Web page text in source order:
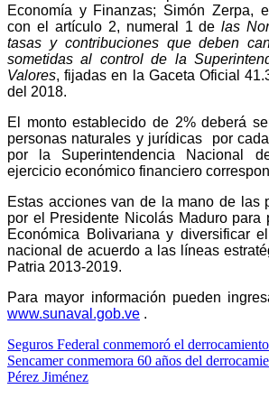
Economía y Finanzas; Simón Zerpa,
con el artículo 2, numeral 1 delas
tasas y contribuciones que deben
sometidas al control de la
Valores, fijadas en la Gaceta Oficial
del 2018.
El monto establecido de 2% deberá
personas naturales y jurídicas por
por la Superintendencia Nacional
ejercicio económico financiero
Estas acciones van de la mano de las
por el Presidente Nicolás Maduro para
Económica Bolivariana y diversificar
nacional de acuerdo a las líneas
Patria 2013-2019.
Para mayor información pueden
www.sunaval.gob.ve .
Seguros Federal conmemoró el
Sencamer conmemora 60 años del
Pérez Jiménez